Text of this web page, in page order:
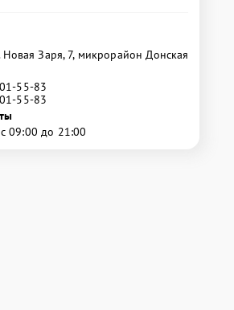
Новая Заря, 7, микрорайон Донская
55-83
55-83
09:00 до 21:00